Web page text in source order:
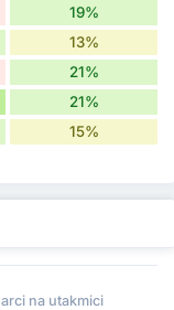
19%
13%
21%
21%
15%
na utakmici